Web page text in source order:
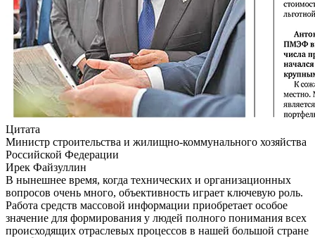
Цитата
Министр строительства и жилищно-коммунального хозяйства
Российской Федерации
Ирек Файзуллин
В нынешнее время, когда технических и организационных
вопросов очень много, объективность играет ключевую роль.
Работа средств массовой информации приобретает особое
значение для формирования у людей полного понимания всех
происходящих отраслевых процессов в нашей большой стране